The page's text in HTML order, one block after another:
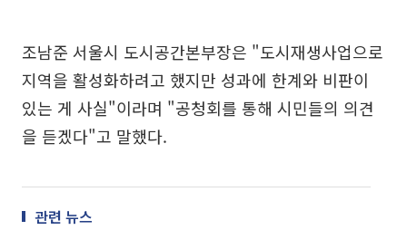
조남준 서울시 도시공간본부장은 "도시재생사업으로
지역을 활성화하려고 했지만 성과에 한계와 비판이
있는 게 사실"이라며 "공청회를 통해 시민들의 의견
을 듣겠다"고 말했다.
관련 뉴스